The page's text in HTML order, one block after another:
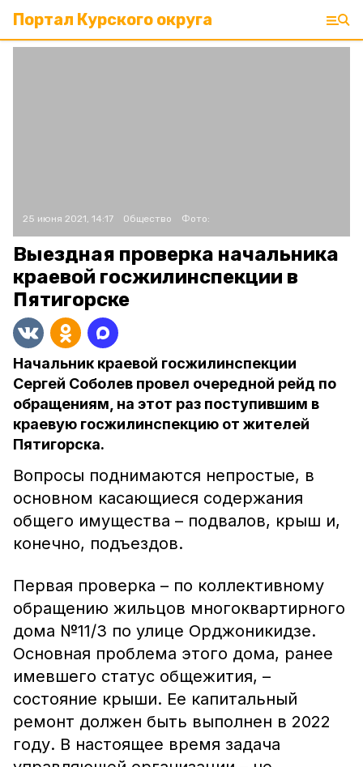
Портал Курского округа
25 июня 2021, 14:17 Общество Фото:
Выездная проверка начальника
краевой госжилинспекции в
Пятигорске
Начальник краевой госжилинспекции
Сергей Соболев провел очередной рейд по
обращениям, на этот раз поступившим в
краевую госжилинспекцию от жителей
Пятигорска.
Вопросы поднимаются непростые, в
основном касающиеся содержания
общего имущества – подвалов, крыш и,
конечно, подъездов.
Первая проверка – по коллективному
обращению жильцов многоквартирного
дома №11/3 по улице Орджоникидзе.
Основная проблема этого дома, ранее
имевшего статус общежития, –
состояние крыши. Ее капитальный
ремонт должен быть выполнен в 2022
году. В настоящее время задача